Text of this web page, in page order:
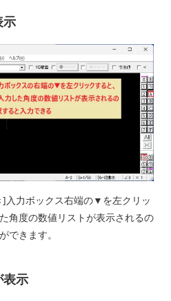
示
]入力ボックス右端の▼を左クリッ
角度の数値リストが表示されるの
できます。
表示